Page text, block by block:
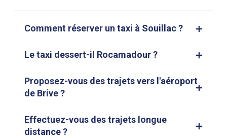
Comment réserver un taxi à Souillac ?
Le taxi dessert-il Rocamadour ?
Proposez-vous des trajets vers l'aéroport
de Brive ?
Effectuez-vous des trajets longue
distance ?